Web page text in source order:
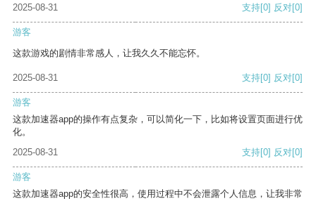
2025-08-31 支持[0] 反对[0]
游客
这款游戏的剧情非常感人，让我久久不能忘怀。
2025-08-31 支持[0] 反对[0]
游客
这款加速器app的操作有点复杂，可以简化一下，比如将设置页面进行优
化。
2025-08-31
支持[0] 反对[0]
游客
这款加速器app的安全性很高，使用过程中不会泄露个人信息，让我非常